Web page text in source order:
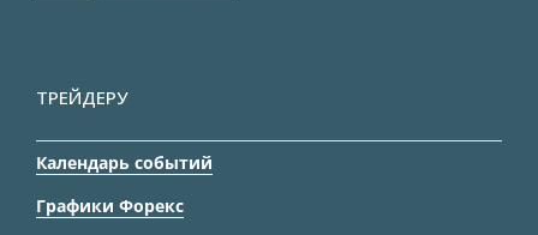
ТРЕЙДЕРУ
Календарь событий
Графики Форекс